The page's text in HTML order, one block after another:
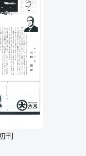
刊